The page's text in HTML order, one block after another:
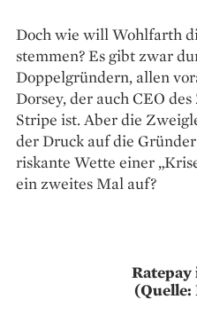
Doch wie will Wohlfarth
stemmen? Es gibt zwar
Doppelgründern, allen
Dorsey, der auch CEO
Stripe ist. Aber die
der Druck auf die
riskante Wette einer
ein zweites Mal auf?
(Quelle: